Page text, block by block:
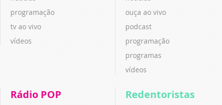
programação
tv ao vivo
vídeos
ouça ao vivo
podcast
programação
programas
vídeos
Rádio POP Redentoristas